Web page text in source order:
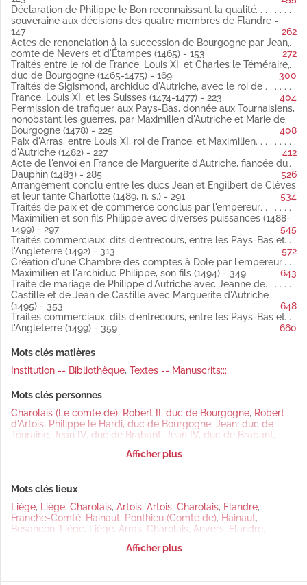
Fol. 285 Acte de l'envoi en France de Marguerite d'Autriche,
fiancée du Dauphin 1483
Fol. 291 Arrangement conclu entre les ducs Jean et Engilbert
de Clèves et leur tante Charlotte (1489, n. s.)
Fol. 297 Traités de paix et de commerce conclus par l'empereur
Maximilien et son fils Philippe avec diverses puissances 1488-
1499
Fol. 313 et 359 Traités commerciaux, dits d'entrecours, entre les
Pays-Bas et l'Angleterre 1492 1499
Fol. 349 Création d'une Chambre des comptes à Dole par
l'empereur Maximilien et l'archiduc Philippe, son fils 1494
Fol. 353 Traité de mariage de Philippe d'Autriche avec Jeanne
de Castille et de Jean de Castille avec Marguerite d'Autriche
1495
Déclaration de Philippe le Bon reconnaissant la qualité
souveraine aux décisions des quatre membres de Flandre -
147
262
Actes de renonciation à la succession de Bourgogne par Jean,
comte de Nevers et d'Étampes (1465) - 153
272
Traités entre le roi de France, Louis XI, et Charles le Téméraire,
duc de Bourgogne (1465-1475) - 169
300
Traités de Sigismond, archiduc d'Autriche, avec le roi de
France, Louis XI, et les Suisses (1474-1477) - 223
404
Permission de trafiquer aux Pays-Bas, donnée aux Tournaisiens,
nonobstant les guerres, par Maximilien d'Autriche et Marie de
Bourgogne (1478) - 225
408
Paix d'Arras, entre Louis XI, roi de France, et Maximilien
d'Autriche (1482) - 227
412
Acte de l'envoi en France de Marguerite d'Autriche, fiancée du
Dauphin (1483) - 285
526
Arrangement conclu entre les ducs Jean et Engilbert de Clèves
et leur tante Charlotte (1489, n. s.) - 291
534
Traités de paix et de commerce conclus par l'empereur
Maximilien et son fils Philippe avec diverses puissances (1488-
1499) - 297
545
Traités commerciaux, dits d'entrecours, entre les Pays-Bas et
l'Angleterre (1492) - 313
572
Création d'une Chambre des comptes à Dole par l'empereur
Maximilien et l'archiduc Philippe, son fils (1494) - 349
643
Traité de mariage de Philippe d'Autriche avec Jeanne de
Castille et de Jean de Castille avec Marguerite d'Autriche
(1495) - 353
648
Traités commerciaux, dits d'entrecours, entre les Pays-Bas et
l'Angleterre (1499) - 359
660
Mots clés matières
Institution -- Bibliothèque, Textes -- Manuscrits;;;
Mots clés personnes
Charolais (Le comte de), Robert II, duc de Bourgogne, Robert
d'Artois, Philippe le Hardi, duc de Bourgogne, Jean, duc de
Touraine
Jean IV, duc de Brabant Jean IV, duc de Brabant
Jean de Bourgogne, comte d'Étampes et de Nevers
d'Autriche (L'archiduchesse), comtesse de Bourgogne
Marguerite d'Autriche (L'archiduchesse), comtesse de
Bourgogne,Charlotte de Clèves,Engilbert de Clèves,Jean de
Clèves,Maximilien Ier, empereur,Philippe Ier, le Beau, archiduc
d'Autriche, roi de Castille et des Pays-Bas, Philippe Ier, le Beau,
archiduc d'Autriche, roi de Castille et des Pays-Bas
le Beau, archiduc d'Autriche, roi de Castille et des Pays-Bas
Afficher plus
Mots clés lieux
Liège, Liège, Charolais, Artois, Artois, Charolais, Flandre,
Franche-Comté, Hainaut, Ponthieu (Comté de), Hainaut,
Besançon Liège Liège Arras Charolais Anvers Flandre
Afficher plus